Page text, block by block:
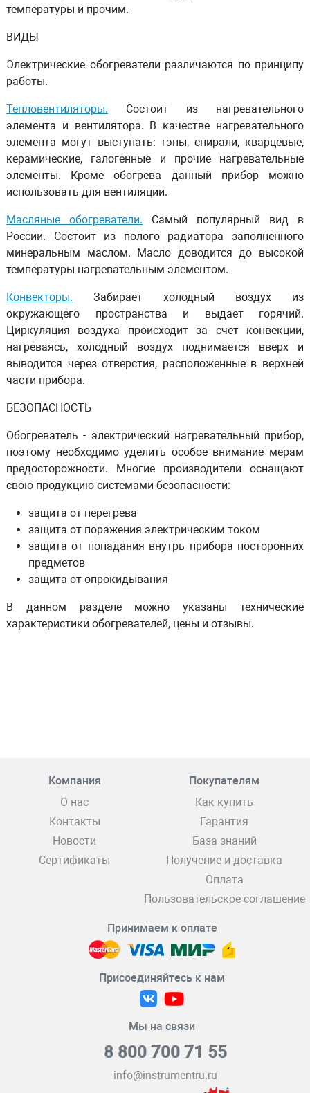
температуры и прочим.
ВИДЫ
Электрические обогреватели различаются по принципу
работы.
Тепловентиляторы. Состоит из нагревательного
элемента и вентилятора. В качестве нагревательного
элемента могут выступать: тэны, спирали, кварцевые,
керамические, галогенные и прочие нагревательные
элементы. Кроме обогрева данный прибор можно
использовать для вентиляции.
Масляные обогреватели. Самый популярный вид в
России. Состоит из полого радиатора заполненного
минеральным маслом. Масло доводится до высокой
температуры нагревательным элементом.
Конвекторы. Забирает холодный воздух из
окружающего пространства и выдает горячий.
Циркуляция воздуха происходит за счет конвекции,
нагреваясь, холодный воздух поднимается вверх и
выводится через отверстия, расположенные в верхней
части прибора.
БЕЗОПАСНОСТЬ
Обогреватель - электрический нагревательный прибор,
поэтому необходимо уделить особое внимание мерам
предосторожности. Многие производители оснащают
свою продукцию системами безопасности:
защита от перегрева
защита от поражения электрическим током
защита от попадания внутрь прибора посторонних
предметов
защита от опрокидывания
В данном разделе можно указаны технические
характеристики обогревателей, цены и отзывы.
Компания
О нас
Контакты
Новости
Сертификаты
Покупателям
Как купить
Гарантия
База знаний
Получение и доставка
Оплата
Пользовательское соглашение
Принимаем к оплате
Присоединяйтесь к нам
Мы на связи
8 800 700 71 55
info@instrumentru.ru